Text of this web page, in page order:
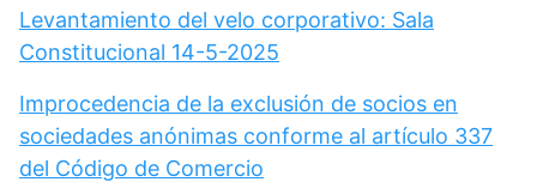
Levantamiento del velo corporativo: Sala
Constitucional 14-5-2025
Improcedencia de la exclusión de socios en
sociedades anónimas conforme al artículo 337
del Código de Comercio